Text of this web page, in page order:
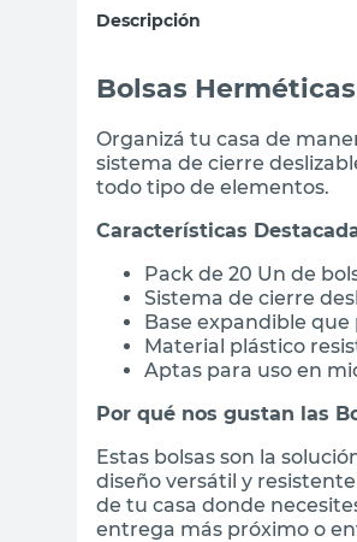
Descripción
Bolsas
Organizá tu casa de
sistema de cierre
todo tipo de elementos.
Características
Pack de 20 Un de
Sistema de cierre
Base expandible
Material plástico
Aptas para uso en
Por qué nos gustan las
Estas bolsas son la
diseño versátil y
de tu casa donde
entrega más próximo o